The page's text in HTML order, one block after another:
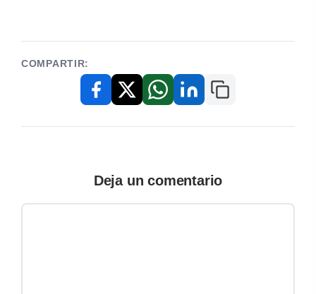
COMPARTIR:
FacebookX / TwitterWhatsAppLinkedInCopiar enlace
Deja un comentario